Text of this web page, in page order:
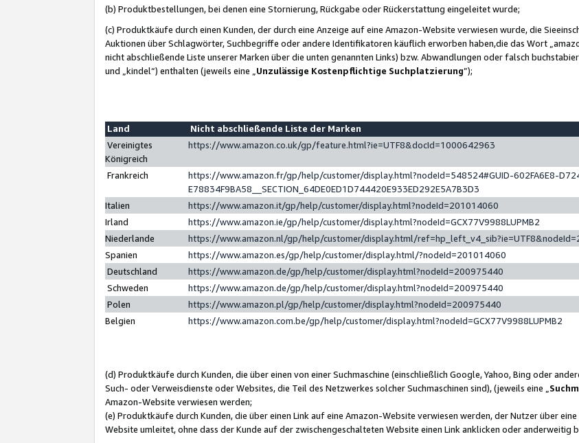
(b) Produktbestellungen, bei denen eine Stornierung, Rückgabe oder Rückerstattung eingeleitet wurde;
(c) Produktkäufe durch einen Kunden, der durch eine Anzeige auf eine Amazon-Website verwiesen wurde, die
Auktionen über Schlagwörter, Suchbegriffe oder andere Identifikatoren käuflich erworben haben,die das Wort
nicht abschließende Liste unserer Marken über die unten genannten Links) bzw. Abwandlungen oder falsch
und „kindel“) enthalten (jeweils eine „ Unzulässige Kostenpflichtige Suchplatzierung”);
Land
Nicht abschließende Liste der Marken
Vereinigtes
Königreich
https://www.amazon.co.uk/gp/feature.html?ie=UTF8&docId=1000642963
Frankreich
https://www.amazon.fr/gp/help/customer/display.html?nodeId=548524#GUID-602FA6E8-
E78834F9BA58__SECTION_64DE0ED1D744420E933ED292E5A7B3D3
Italien
https://www.amazon.it/gp/help/customer/display.html?nodeId=201014060
Irland
https://www.amazon.ie/gp/help/customer/display.html?nodeId=GCX77V9988LUPMB2
Niederlande
https://www.amazon.nl/gp/help/customer/display.html/
Spanien
https://www.amazon.es/gp/help/customer/display.html/?nodeId=201014060
Deutschland
https://www.amazon.de/gp/help/customer/display.html?nodeId=200975440
Schweden
https://www.amazon.de/gp/help/customer/display.html?nodeId=200975440
Polen
https://www.amazon.pl/gp/help/customer/display.html?nodeId=200975440
Belgien
https://www.amazon.com.be/gp/help/customer/display.html?nodeId=GCX77V9988LUPMB2
(d) Produktkäufe durch Kunden, die über einen von einer Suchmaschine (einschließlich Google, Yahoo, Bing oder
Such- oder Verweisdienste oder Websites, die Teil des Netzwerkes solcher Suchmaschinen sind), (jeweils eine „
Amazon-Website verwiesen werden;
(e) Produktkäufe durch Kunden, die über einen Link auf eine Amazon-Website verwiesen werden, der Nutzer über
Website umleitet, ohne dass der Kunde auf der zwischengeschalteten Website einen Link anklicken oder anderweitig